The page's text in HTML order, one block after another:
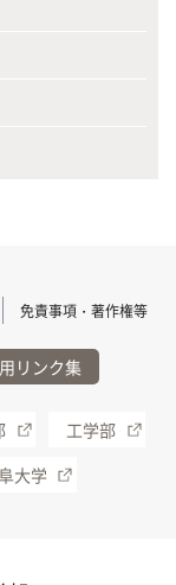
免責事項・著作権等
リンク集
工学部
大学